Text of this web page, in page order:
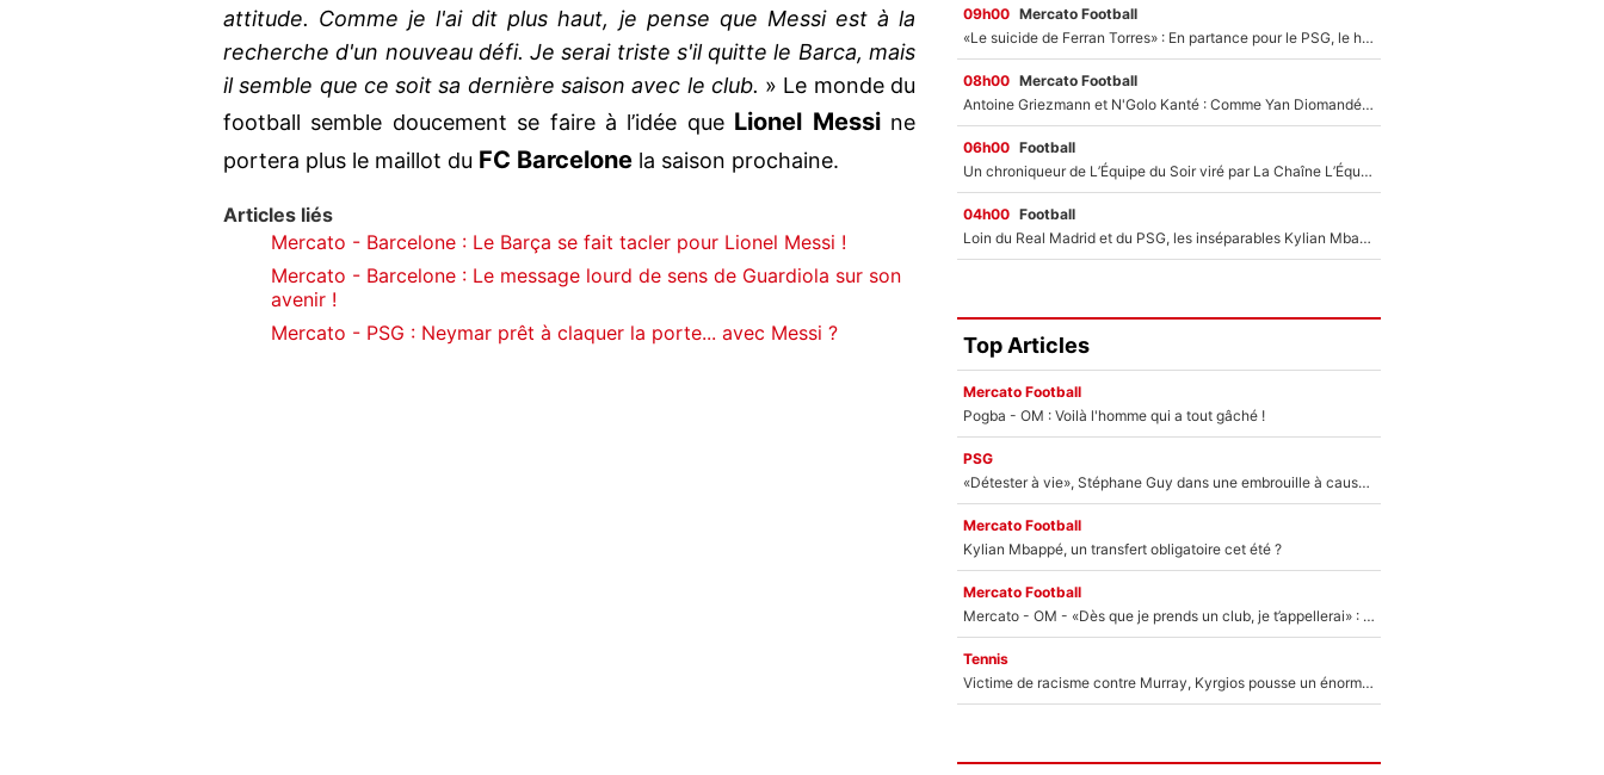
attitude. Comme je l'ai dit plus haut, je pense que Messi est à la
recherche d'un nouveau défi. Je serai triste s'il quitte le Barca, mais
il semble que ce soit sa dernière saison avec le club. » Le monde du
football semble doucement se faire à l’idée que Lionel Messine
portera plus le maillot du FC Barcelone la saison prochaine.
Articles liés
Mercato - Barcelone : Le Barça se fait tacler pour Lionel Messi !
Mercato - Barcelone : Le message lourd de sens de Guardiola sur son
avenir !
Mercato - PSG : Neymar prêt à claquer la porte... avec Messi ?
09h00 Mercato Football
«Le suicide de Ferran Torres» : En partance pour le PSG, le héros de la finale de la Coupe du monde s'attire les foudres de la presse espagnole !
08h00 Mercato Football
Antoine Griezmann et N'Golo Kanté : Comme Yan Diomandé, les deux champions du monde ont refusé de signer au PSG !
06h00 Football
Un chroniqueur de L’Équipe du Soir viré par La Chaîne L’Équipe : Même Olivier Ménard n’avait pas pu empêcher son départ, «je l’ai appris sur Twitter, je l’ai vécu assez mal»
04h00 Football
Loin du Real Madrid et du PSG, les inséparables Kylian Mbappé et Achraf Hakimi changent d'équipe le temps d'une journée !
Top Articles
Mercato Football
Pogba - OM : Voilà l'homme qui a tout gâché !
PSG
«Détester à vie», Stéphane Guy dans une embrouille à cause du PSG !
Mercato Football
Kylian Mbappé, un transfert obligatoire cet été ?
Mercato Football
Mercato - OM - «Dès que je prends un club, je t’appellerai» : La promesse de Marcelino au moment de claquer la porte
Tennis
Victime de racisme contre Murray, Kyrgios pousse un énorme coup de gueule !